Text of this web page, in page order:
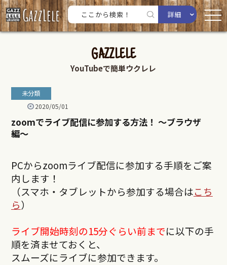
詳細
GAZZLELE
YouTubeで簡単ウクレレ
未分類
2020/05/01
zoomでライブ配信に参加する方法！ 〜ブラウザ
編〜
PCからzoomライブ配信に参加する手順をご案
内します！
（スマホ・タブレットから参加する場合はこち
ら）
ライブ開始時刻の15分ぐらい前までに以下の手
順を済ませておくと、
スムーズにライブに参加できます。